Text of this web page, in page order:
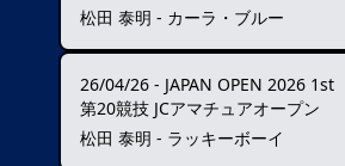
松田 泰明 - カーラ・ブルー
26/04/26 - JAPAN OPEN 2026 1st
第20競技 JCアマチュアオープン
松田 泰明 - ラッキーボーイ